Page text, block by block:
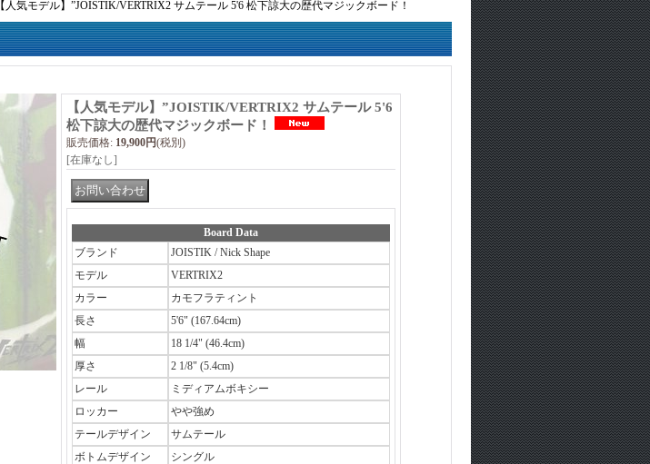
【人気モデル】”JOISTIK/VERTRIX2 サムテール 5'6 松下諒大の歴代マジックボード！
【人気モデル】”JOISTIK/VERTRIX2 サムテール 5'6
松下諒大の歴代マジックボード！
販売価格: 19,900円(税別)
[在庫なし]
Board Data
ブランド
JOISTIK / Nick Shape
モデル
VERTRIX2
カラー
カモフラティント
長さ
5'6" (167.64cm)
幅
18 1/4" (46.4cm)
厚さ
2 1/8" (5.4cm)
レール
ミディアムボキシー
ロッカー
やや強め
テールデザイン
サムテール
ボトムデザイン
シングル